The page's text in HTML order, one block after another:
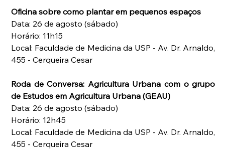
Oficina sobre como plantar em pequenos espaços
Data: 26 de agosto (sábado)
Horário: 11h15
Local: Faculdade de Medicina da USP - Av. Dr. Arnaldo,
455 - Cerqueira Cesar
Roda de Conversa: Agricultura Urbana com o grupo
de Estudos em Agricultura Urbana (GEAU)
Data: 26 de agosto (sábado)
Horário: 12h45
Local: Faculdade de Medicina da USP - Av. Dr. Arnaldo,
455 - Cerqueira Cesar